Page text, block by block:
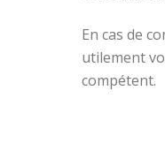
En cas de
utilement
compétent.